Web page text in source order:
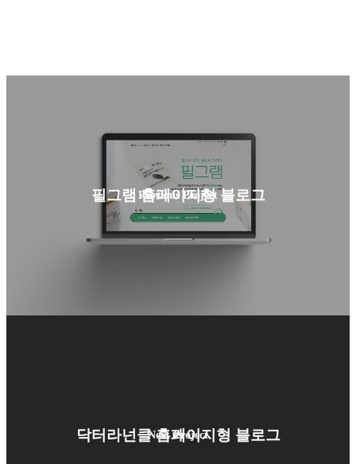
Previous Project
필그램 홈페이지형 블로그
Next Project
닥터라넌클 홈페이지형 블로그